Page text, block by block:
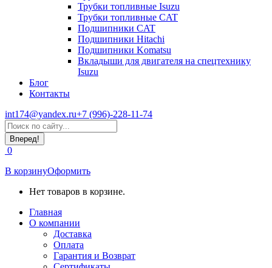
Трубки топливные Isuzu
Трубки топливные CAT
Подшипники CAT
Подшипники Hitachi
Подшипники Komatsu
Вкладыши для двигателя на спецтехнику
Isuzu
Блог
Контакты
int174@yandex.ru+7 (996)-228-11-74
Страница
WhatsApp
открывается
в
новом
окне
Поиск:
0
В корзинуОформить
Нет товаров в корзине.
Главная
О компании
Доставка
Оплата
Гарантия и Возврат